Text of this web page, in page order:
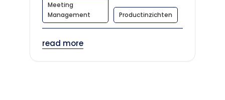
Meeting
Management
Productinzichten
read more